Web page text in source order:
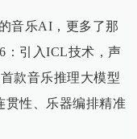
音乐AI，更多了那
：引入ICL技术，声
款音乐推理大模型
贯性、乐器编排精准